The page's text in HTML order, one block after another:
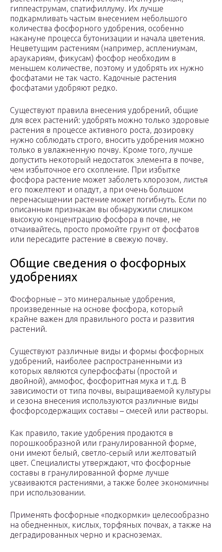
гиппеаструмам, спатифиллуму. Их лучше
подкармливать частым внесением небольшого
количества фосфорного удобрения, особенно
накануне процесса бутонизации и начала цветения.
Нецветущим растениям (например, асплениумам,
араукариям, фикусам) фосфор необходим в
меньшем количестве, поэтому и удобрять их нужно
фосфатами не так часто. Кадочные растения
фосфатами удобряют редко.
Существуют правила внесения удобрений, общие
для всех растений: удобрять можно только здоровые
растения в процессе активного роста, дозировку
нужно соблюдать строго, вносить удобрения можно
только в увлажненную почву. Кроме того, лучше
допустить некоторый недостаток элемента в почве,
чем избыточное его скопление. При избытке
фосфора растение может заболеть хлорозом, листья
его пожелтеют и опадут, а при очень большом
перенасыщении растение может погибнуть. Если по
описанным признакам вы обнаружили слишком
высокую концентрацию фосфора в почве, не
отчаивайтесь, просто промойте грунт от фосфатов
или пересадите растение в свежую почву.
Общие сведения о фосфорных
удобрениях
Фосфорные – это минеральные удобрения,
произведенные на основе фосфора, который
крайне важен для правильного роста и развития
растений.
Существуют различные виды и формы фосфорных
удобрений, наиболее распространенными из
которых являются суперфосфаты (простой и
двойной), аммофос, фосфоритная мука и т.д. В
зависимости от типа почвы, выращиваемой культуры
и сезона внесения используются различные виды
фосфорсодержащих составы – смесей или растворы.
Как правило, такие удобрения продаются в
порошкообразной или гранулированной форме,
они имеют белый, светло-серый или желтоватый
цвет. Специалисты утверждают, что фосфорные
составы в гранулированной форме лучше
усваиваются растениями, а также более экономичны
при использовании.
Применять фосфорные «подкормки» целесообразно
на обедненных, кислых, торфяных почвах, а также на
деградированных черно и красноземах.